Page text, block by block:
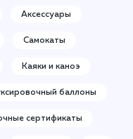
Аксессуары
Самокаты
Каяки и каноэ
баллоны
сертификаты